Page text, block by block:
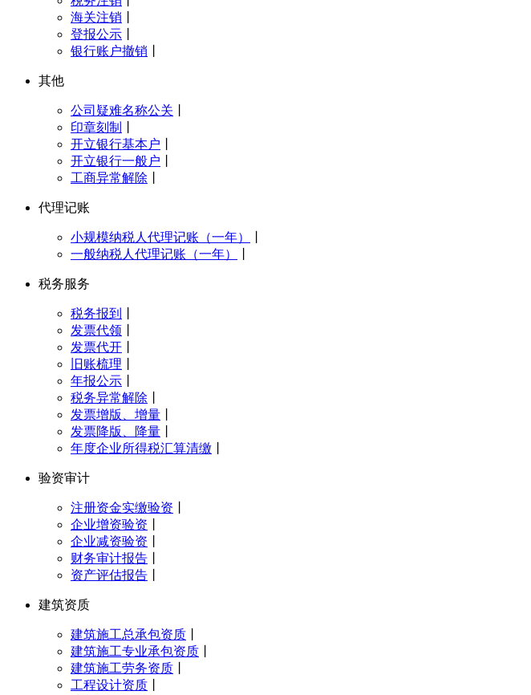
海关注销
登报公示
银行账户撤销
其他
公司疑难名称公关
印章刻制
开立银行基本户
开立银行一般户
工商异常解除
代理记账
小规模纳税人代理记账（一年）
一般纳税人代理记账（一年）
税务服务
税务报到
发票代领
发票代开
旧账梳理
年报公示
税务异常解除
发票增版、增量
发票降版、降量
年度企业所得税汇算清缴
验资审计
注册资金实缴验资
企业增资验资
企业减资验资
财务审计报告
资产评估报告
建筑资质
建筑施工总承包资质
建筑施工专业承包资质
建筑施工劳务资质
工程设计资质